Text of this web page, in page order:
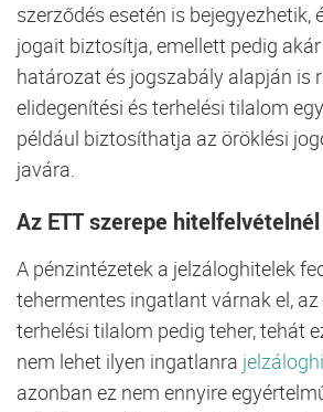
szerződés esetén is bejegyezhetik,
jogait biztosítja, emellett pedig
határozat és jogszabály alapján is
elidegenítési és terhelési tilalom
például biztosíthatja az öröklési
javára.
Az ETT szerepe hitelfelvételnél
A pénzintézetek a jelzáloghitelek
tehermentes ingatlant várnak el,
terhelési tilalom pedig teher, tehát
nem lehet ilyen ingatlanra
azonban ez nem ennyire